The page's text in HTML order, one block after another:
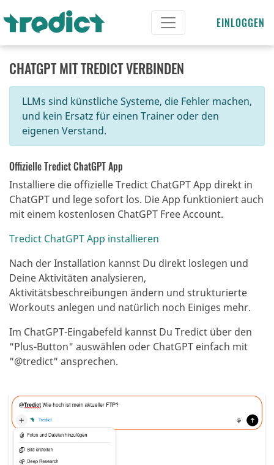
EINLOGGEN
CHATGPT MIT TREDICT VERBINDEN
LLMs sind künstliche Systeme, die Fehler machen,
und kein Ersatz für einen Trainer oder den
eigenen Verstand.
Offizielle Tredict ChatGPT App
Installiere die offizielle Tredict ChatGPT App direkt in
ChatGPT und lege sofort los. Die App funktioniert auch
mit einem kostenlosen ChatGPT Free Account.
Tredict ChatGPT App installieren
Nach der Installation kannst Du direkt loslegen und
Deine Aktivitäten analysieren,
Aktivitätsbeschreibungen ändern und strukturierte
Workouts anlegen und natürlich noch Einiges mehr.
Im ChatGPT-Eingabefeld kannst Du Tredict über den
"Plus-Button" auswählen oder ChatGPT einfach mit
"@tredict" ansprechen.